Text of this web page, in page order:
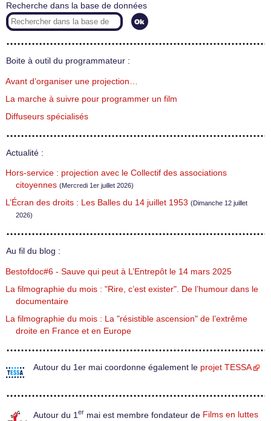
Recherche dans la base de données
Boite à outil du programmateur :
Avant d’organiser une projection…
La marche à suivre pour programmer un film
Diffuseurs spécialisés
Actualité :
Hors-service : projection avec le Collectif des associations
citoyennes (Mercredi 1er juillet 2026)
L’Écran des droits : Les Balles du 14 juillet 1953 (Dimanche 12 juillet
2026)
Au fil du blog :
Bestofdoc#6 - Sauve qui peut à L’Entrepôt le 14 mars 2025
La filmographie du mois : "Rire, c’est exister". De l’humour dans le
documentaire
La filmographie du mois : La "résistible ascension" de l’extrême
droite en France et en Europe
Autour du 1er mai coordonne également le projet TESSA
Autour du 1 er mai est membre fondateur de Films en luttes